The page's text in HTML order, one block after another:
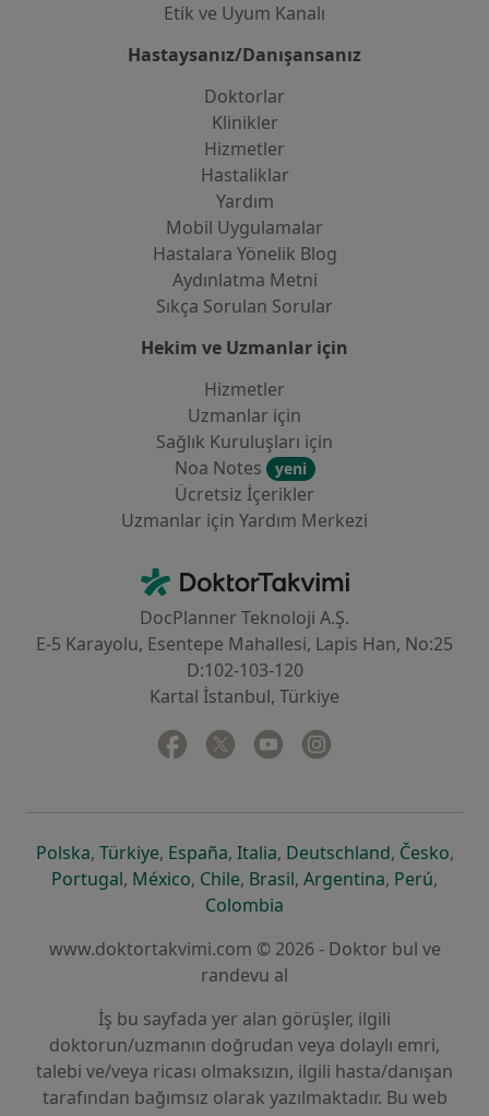
Etik ve Uyum Kanalı
Hastaysanız/Danışansanız
Doktorlar
Klinikler
Hizmetler
Hastaliklar
Yardım
Mobil Uygulamalar
Hastalara Yönelik Blog
Aydınlatma Metni
Sıkça Sorulan Sorular
Hekim ve Uzmanlar için
Hizmetler
Uzmanlar için
Sağlık Kuruluşları için
Noa Notes
yeni
Ücretsiz İçerikler
Uzmanlar için Yardım Merkezi
DoktorTakvimi - Ana Sayfa
DocPlanner Teknoloji A.Ş.
E-5 Karayolu, Esentepe Mahallesi, Lapis Han, No:25
D:102-103-120
Kartal İstanbul, Türkiye
Facebook
yeni bir sekmede açılır
Twitter
yeni bir sekmede açılır
Youtube
yeni bir sekmede açılır
Polskayeni bir sekmede açılır
, Türkiyeyeni bir sekmede açılır
, Españayeni bir sekmede açılır
, Italiayeni bir sekmede açılır
, Deutschlandyeni bir
, Českoyeni
,
Portugalyeni bir sekmede açılır
, Méxicoyeni bir sekmede açılır
, Chileyeni bir sekmede açılır
, Brasilyeni bir sekmede açılır
, Argentinayeni bir
, Perúyeni
,
Colombia
www.doktortakvimi.com © 2026 - Doktor bul ve
randevu al
İş bu sayfada yer alan görüşler, ilgili
doktorun/uzmanın doğrudan veya dolaylı emri,
talebi ve/veya ricası olmaksızın, ilgili hasta/danışan
tarafından bağımsız olarak yazılmaktadır. Bu web